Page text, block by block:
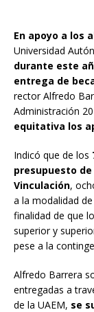
En apoyo a los
Universidad
durante este
entrega de
rector Alfredo
Administración
equitativa los
Indicó que de los
presupuesto
Vinculación,
a la modalidad
finalidad de que
superior y
pese a la
Alfredo Barrera
entregadas a
de la UAEM, se